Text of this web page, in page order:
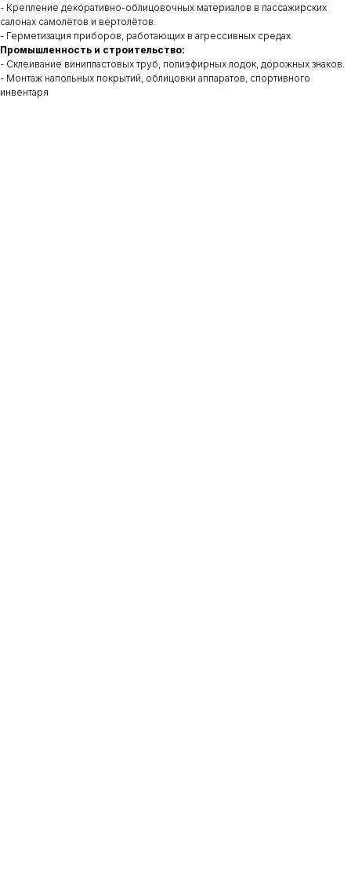
- Крепление декоративно-облицовочных материалов в пассажирских
салонах самолётов и вертолётов.
- Герметизация приборов, работающих в агрессивных средах.
Промышленность и строительство:
- Склеивание винипластовых труб, полиэфирных лодок, дорожных знаков.
- Монтаж напольных покрытий, облицовки аппаратов, спортивного
инвентаря